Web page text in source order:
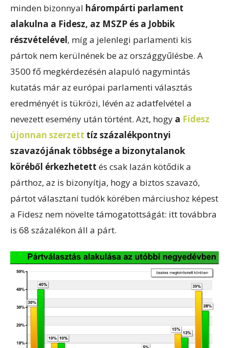
minden bizonnyal hárompárti parlament
alakulna a Fidesz, az MSZP és a Jobbik
részvételével, míg a jelenlegi parlamenti kis
pártok nem kerülnének be az országgyűlésbe. A
3500 fő megkérdezésén alapuló nagymintás
kutatás már az európai parlamenti választás
eredményét is tükrözi, lévén az adatfelvétel a
nevezett esemény után történt. Azt, hogy a Fidesz
újonnan szerzett tíz százalékpontnyi
szavazójának többsége a bizonytalanok
köréből érkezhetett és csak lazán kötődik a
párthoz, az is bizonyítja, hogy a biztos szavazó,
pártot választani tudók körében márciushoz képest
a Fidesz nem növelte támogatottságát: itt továbbra
is 68 százalékon áll a párt.